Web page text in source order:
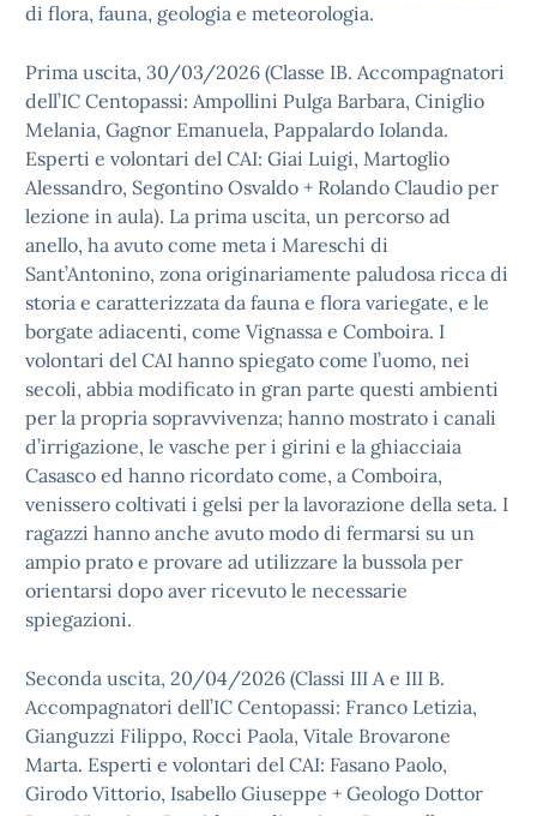
di flora, fauna, geologia e meteorologia.
Prima uscita, 30/03/2026 (Classe IB. Accompagnatori
dell’IC Centopassi: Ampollini Pulga Barbara, Ciniglio
Melania, Gagnor Emanuela, Pappalardo Iolanda.
Esperti e volontari del CAI: Giai Luigi, Martoglio
Alessandro, Segontino Osvaldo + Rolando Claudio per
lezione in aula). La prima uscita, un percorso ad
anello, ha avuto come meta i Mareschi di
Sant’Antonino, zona originariamente paludosa ricca di
storia e caratterizzata da fauna e flora variegate, e le
borgate adiacenti, come Vignassa e Comboira. I
volontari del CAI hanno spiegato come l’uomo, nei
secoli, abbia modificato in gran parte questi ambienti
per la propria sopravvivenza; hanno mostrato i canali
d’irrigazione, le vasche per i girini e la ghiacciaia
Casasco ed hanno ricordato come, a Comboira,
venissero coltivati i gelsi per la lavorazione della seta. I
ragazzi hanno anche avuto modo di fermarsi su un
ampio prato e provare ad utilizzare la bussola per
orientarsi dopo aver ricevuto le necessarie
spiegazioni.
Seconda uscita, 20/04/2026 (Classi III A e III B.
Accompagnatori dell’IC Centopassi: Franco Letizia,
Gianguzzi Filippo, Rocci Paola, Vitale Brovarone
Marta. Esperti e volontari del CAI: Fasano Paolo,
Girodo Vittorio, Isabello Giuseppe + Geologo Dottor